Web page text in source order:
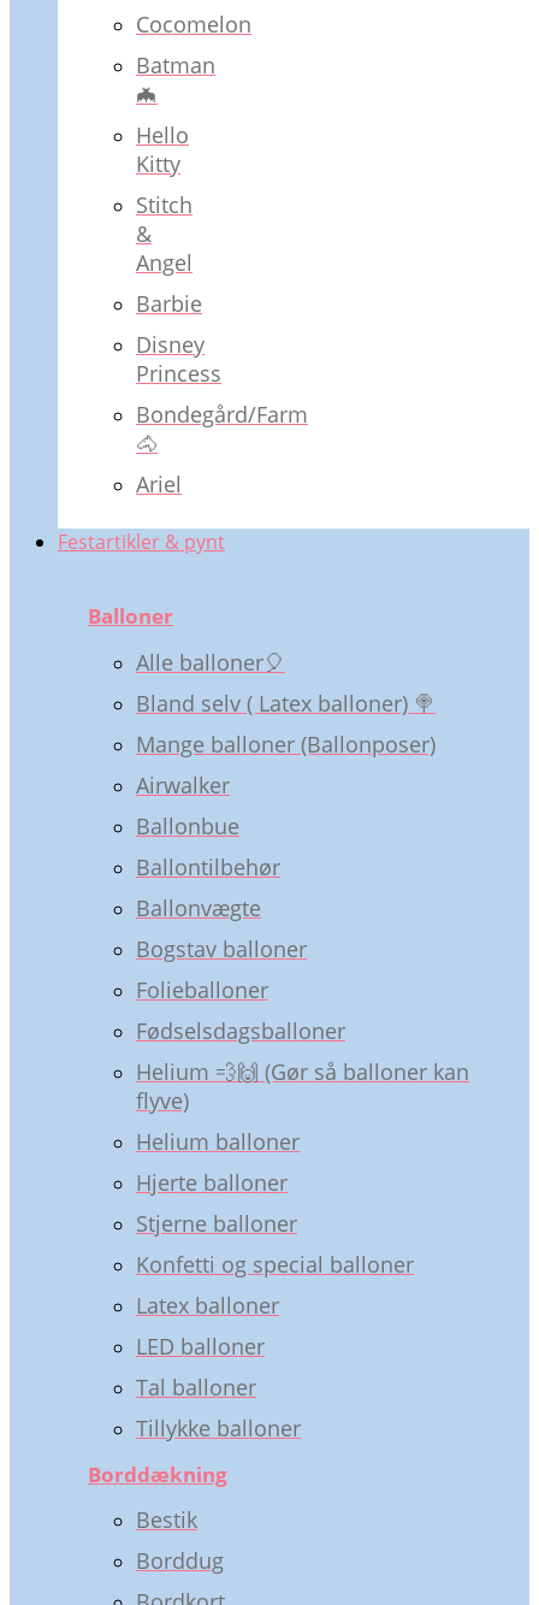
Cocomelon
Batman
🦇
Hello
Kitty
Stitch
&
Angel
Barbie
Disney
Princess
Bondegård/Farm
🐴
Ariel
Festartikler & pynt
Balloner
Alle balloner🎈
Bland selv ( Latex balloner) 🍭
Mange balloner (Ballonposer)
Airwalker
Ballonbue
Ballontilbehør
Ballonvægte
Bogstav balloner
Folieballoner
Fødselsdagsballoner
Helium 💨🙌 (Gør så balloner kan
flyve)
Helium balloner
Hjerte balloner
Stjerne balloner
Konfetti og special balloner
Latex balloner
LED balloner
Tal balloner
Tillykke balloner
Borddækning
Bestik
Borddug